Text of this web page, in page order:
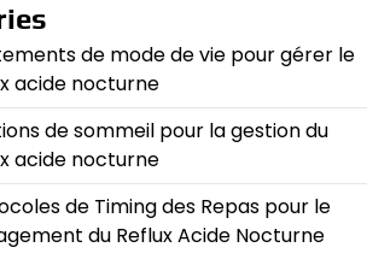
de mode de vie pour gérer le
acide nocturne
de sommeil pour la gestion du
acide nocturne
de Timing des Repas pour le
du Reflux Acide Nocturne